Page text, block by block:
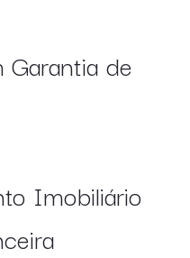
de
Imobiliário